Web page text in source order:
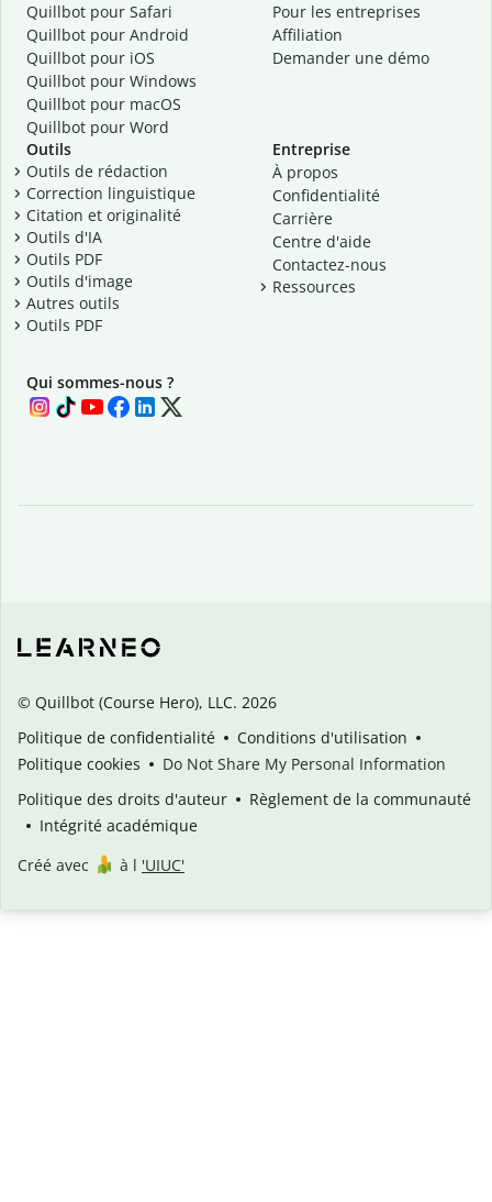
Quillbot pour Safari
Quillbot pour Android
Quillbot pour iOS
Quillbot pour Windows
Quillbot pour macOS
Quillbot pour Word
Pour les entreprises
Affiliation
Demander une démo
Outils
Outils de rédaction
Correction linguistique
Citation et originalité
Outils d'IA
Outils PDF
Outils d'image
Autres outils
Outils PDF
Entreprise
À propos
Confidentialité
Carrière
Centre d'aide
Contactez-nous
Ressources
Qui sommes-nous ?
© Quillbot (Course Hero), LLC. 2026
Politique de confidentialité
Conditions d'utilisation
Politique cookies
Do Not Share My Personal Information
Politique des droits d'auteur
Règlement de la communauté
Intégrité académique
Créé avec
à l 'UIUC'